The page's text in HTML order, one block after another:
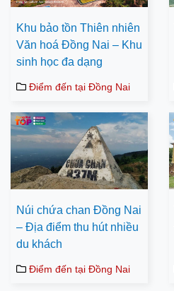
Khu bảo tồn Thiên nhiên
Văn hoá Đồng Nai – Khu
sinh học đa dạng
Điểm đến tại Đồng Nai
Núi chứa chan Đồng Nai
– Địa điểm thu hút nhiều
du khách
Điểm đến tại Đồng Nai